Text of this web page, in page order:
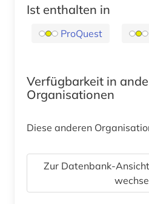
Ist enthalten in
ProQuest
Verfügbarkeit in
Organisationen
Diese anderen
Zur Datenbank-